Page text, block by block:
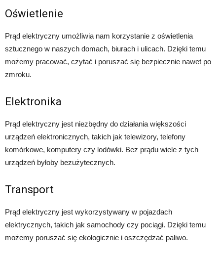
Oświetlenie
Prąd elektryczny umożliwia nam korzystanie z oświetlenia
sztucznego w naszych domach, biurach i ulicach. Dzięki temu
możemy pracować, czytać i poruszać się bezpiecznie nawet po
zmroku.
Elektronika
Prąd elektryczny jest niezbędny do działania większości
urządzeń elektronicznych, takich jak telewizory, telefony
komórkowe, komputery czy lodówki. Bez prądu wiele z tych
urządzeń byłoby bezużytecznych.
Transport
Prąd elektryczny jest wykorzystywany w pojazdach
elektrycznych, takich jak samochody czy pociągi. Dzięki temu
możemy poruszać się ekologicznie i oszczędzać paliwo.